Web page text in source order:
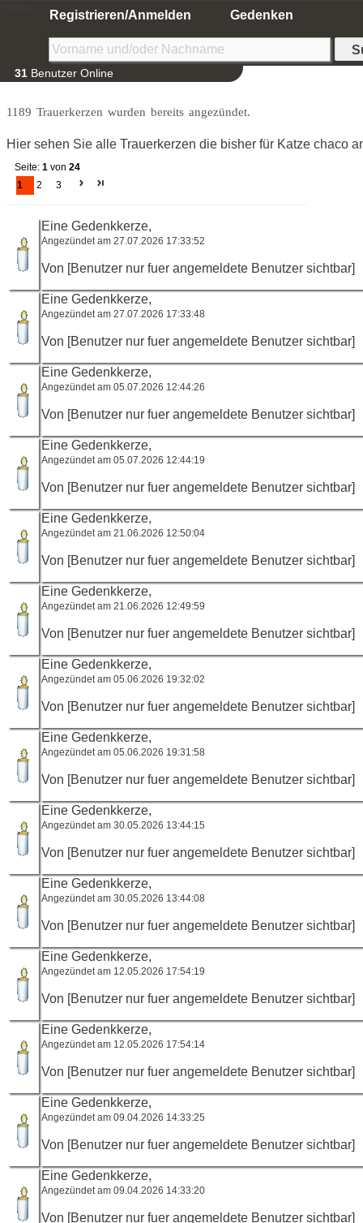
Registrieren/Anmelden Gedenken
31 Benutzer Online
1189 Trauerkerzen wurden bereits angezündet.
Hier sehen Sie alle Trauerkerzen die bisher für Katze chaco
Seite: 1 von 24
1
2 3
Eine Gedenkkerze,
Angezündet am 27.07.2026 17:33:52
Von [Benutzer nur fuer angemeldete Benutzer sichtbar]
Eine Gedenkkerze,
Angezündet am 27.07.2026 17:33:48
Von [Benutzer nur fuer angemeldete Benutzer sichtbar]
Eine Gedenkkerze,
Angezündet am 05.07.2026 12:44:26
Von [Benutzer nur fuer angemeldete Benutzer sichtbar]
Eine Gedenkkerze,
Angezündet am 05.07.2026 12:44:19
Von [Benutzer nur fuer angemeldete Benutzer sichtbar]
Eine Gedenkkerze,
Angezündet am 21.06.2026 12:50:04
Von [Benutzer nur fuer angemeldete Benutzer sichtbar]
Eine Gedenkkerze,
Angezündet am 21.06.2026 12:49:59
Von [Benutzer nur fuer angemeldete Benutzer sichtbar]
Eine Gedenkkerze,
Angezündet am 05.06.2026 19:32:02
Von [Benutzer nur fuer angemeldete Benutzer sichtbar]
Eine Gedenkkerze,
Angezündet am 05.06.2026 19:31:58
Von [Benutzer nur fuer angemeldete Benutzer sichtbar]
Eine Gedenkkerze,
Angezündet am 30.05.2026 13:44:15
Von [Benutzer nur fuer angemeldete Benutzer sichtbar]
Eine Gedenkkerze,
Angezündet am 30.05.2026 13:44:08
Von [Benutzer nur fuer angemeldete Benutzer sichtbar]
Eine Gedenkkerze,
Angezündet am 12.05.2026 17:54:19
Von [Benutzer nur fuer angemeldete Benutzer sichtbar]
Eine Gedenkkerze,
Angezündet am 12.05.2026 17:54:14
Von [Benutzer nur fuer angemeldete Benutzer sichtbar]
Eine Gedenkkerze,
Angezündet am 09.04.2026 14:33:25
Von [Benutzer nur fuer angemeldete Benutzer sichtbar]
Eine Gedenkkerze,
Angezündet am 09.04.2026 14:33:20
Von [Benutzer nur fuer angemeldete Benutzer sichtbar]